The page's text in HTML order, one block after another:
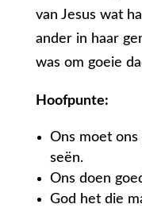
van Jesus wat
ander in haar
was om goeie
Hoofpunte:
Ons moet
seën.
Ons doen
God het die